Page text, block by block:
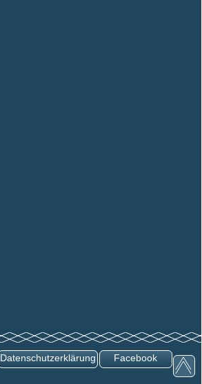
Datenschutzerklärung Facebook